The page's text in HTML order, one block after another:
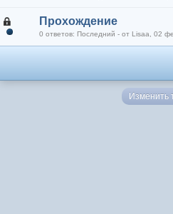
Прохождение
0 ответов: Последний - от Lisaa, 02
Изменить